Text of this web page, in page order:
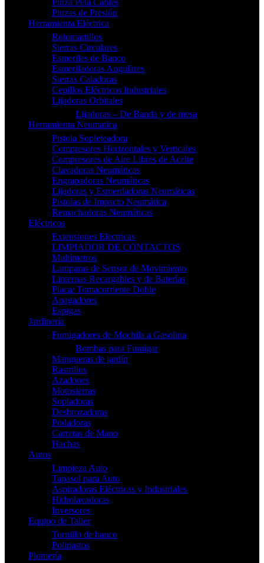
Pinza Pela Cables
Pinzas de Presión
Herramienta Eléctrica
Rotomartillos
Sierras Circulares
Esmeriles de Banco
Esmeriladoras Angulares
Sierras Caladoras
Cepillos Eléctricos Industriales
Lijadoras Orbitales
Lijadoras – De Banda y de mesa
Herramienta Neumatica
Pistola Sopleteadora
Compresores Horizontales y Verticales
Compresores de Aire Libres de Aceite
Clavadoras Neumáticas
Engrapadoras Neumáticas
Lijadoras y Esmeriladoras Neumáticas
Pistolas de Impacto Neumática
Remachadoras Neumáticas
Eléctricos
Extensiones Electricas
LIMPIADOR DE CONTACTOS
Multímetros
Lamparas de Sensor de Movimiento
Linternas Recargables y de Baterías
Placa/ Tomacorriente Doble
Apagadores
Espigas
Jardinería
Fumigadores de Mochila a Gasolina
Bombas para Fumigar
Mangueras de jardín
Rastrillos
Azadones
Motosierras
Sopladoras
Desbrozadoras
Podadoras
Carretas de Mano
Hachas
Autos
Limpieza Auto
Tapasol para Auto
Aspiradoras Eléctricas y Industriales
Hidrolavadoras
Inversores
Equipo de Taller
Tornillo de banco
Polipastos
Plomería